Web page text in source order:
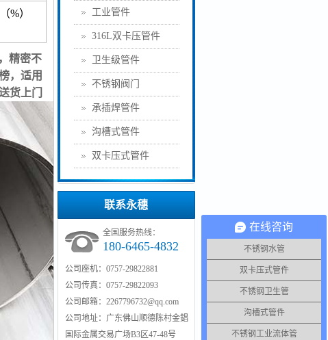
%）
精密不
，适用
货上门
工业管件
316L双卡压管件
卫生级管件
不锈钢阀门
承插焊管件
沟槽式管件
双卡压式管件
联系永穗
全国服务热线：
180-6465-4832
公司座机：0757-29822881
公司传真：0757-29822093
公司邮箱：2267796732@qq.com
公司地址：广东佛山顺德陈村金錩
国际金属交易广场B3区47-48号
在线咨询
不锈钢水管
双卡压式管件
不锈钢卫生管
沟槽式管件
不锈钢工业流体管